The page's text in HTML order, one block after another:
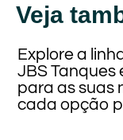
Veja
Explore a
JBS Tanques
para as suas
cada opção